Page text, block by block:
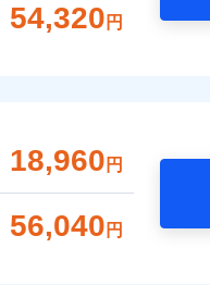
54,320 円
18,960 円
56,040 円